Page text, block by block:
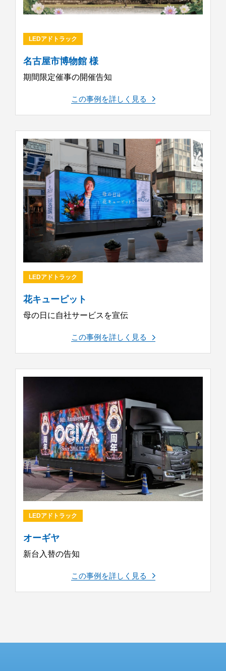
LEDアドトラック
名古屋市博物館 様
期間限定催事の開催告知
この事例を詳しく見る
LEDアドトラック
花キューピット
母の日に自社サービスを宣伝
この事例を詳しく見る
LEDアドトラック
オーギヤ
新台入替の告知
この事例を詳しく見る